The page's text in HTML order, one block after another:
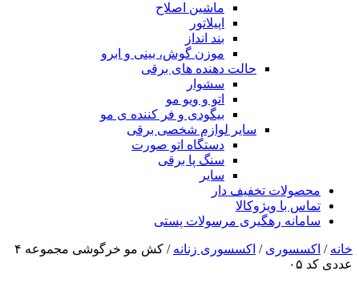
ماشین اصلاح
اپیلاتور
بند انداز
موزن گوش، بینی و ابرو
حالت دهنده های برقی
سشوار
اتو و ویو مو
بیگودی و فر کننده ی مو
سایر لوازم شخصی برقی
دستگاه اتو صورت
سنگ پا برقی
سایر
محصولات تخفیف دار
تماس با ویژوکالا
سامانه رهگیری مرسولات پستی
خانه / اکسسوری / اکسسوری زنانه
/ کش مو خرگوشی مجموعه ۴
عددی کد ۰۵